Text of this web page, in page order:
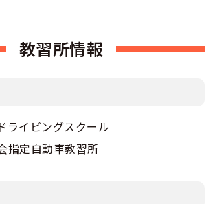
教習所情報
ライビングスクール
指定自動車教習所